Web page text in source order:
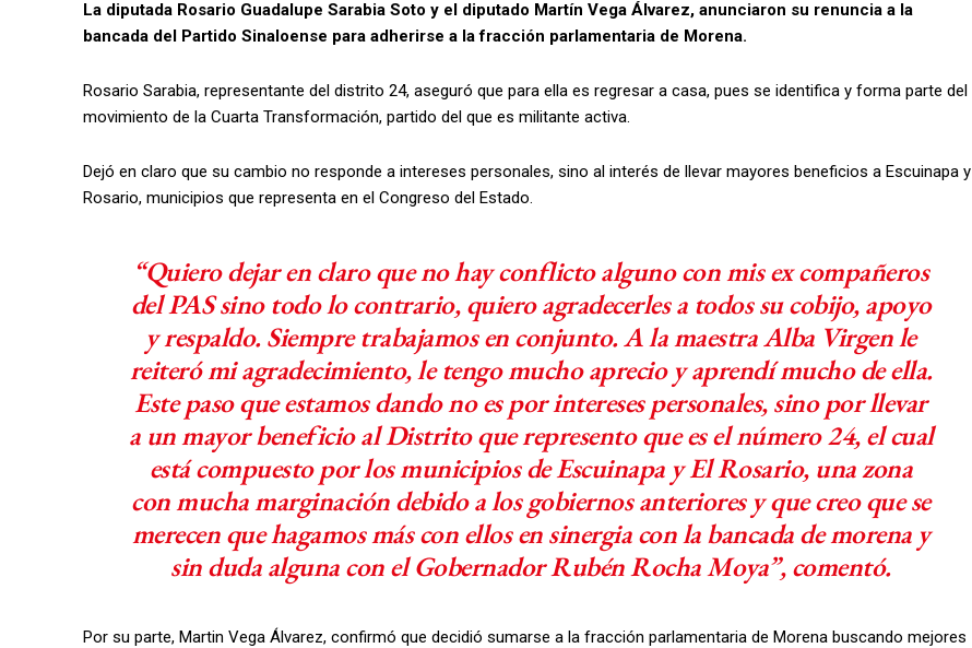
La diputada Rosario Guadalupe Sarabia Soto y el diputado Martín Vega Álvarez, anunciaron su renuncia a la
bancada del Partido Sinaloense para adherirse a la fracción parlamentaria de Morena.
Rosario Sarabia, representante del distrito 24, aseguró que para ella es regresar a casa, pues se identifica y forma parte del
movimiento de la Cuarta Transformación, partido del que es militante activa.
Dejó en claro que su cambio no responde a intereses personales, sino al interés de llevar mayores beneficios a Escuinapa y
Rosario, municipios que representa en el Congreso del Estado.
“Quiero dejar en claro que no hay conflicto alguno con mis ex compañeros
del PAS sino todo lo contrario, quiero agradecerles a todos su cobijo, apoyo
y respaldo. Siempre trabajamos en conjunto. A la maestra Alba Virgen le
reiteró mi agradecimiento, le tengo mucho aprecio y aprendí mucho de ella.
Este paso que estamos dando no es por intereses personales, sino por llevar
a un mayor beneficio al Distrito que represento que es el número 24, el cual
está compuesto por los municipios de Escuinapa y El Rosario, una zona
con mucha marginación debido a los gobiernos anteriores y que creo que se
merecen que hagamos más con ellos en sinergia con la bancada de morena y
sin duda alguna con el Gobernador Rubén Rocha Moya”, comentó.
Por su parte, Martin Vega Álvarez, confirmó que decidió sumarse a la fracción parlamentaria de Morena buscando mejores